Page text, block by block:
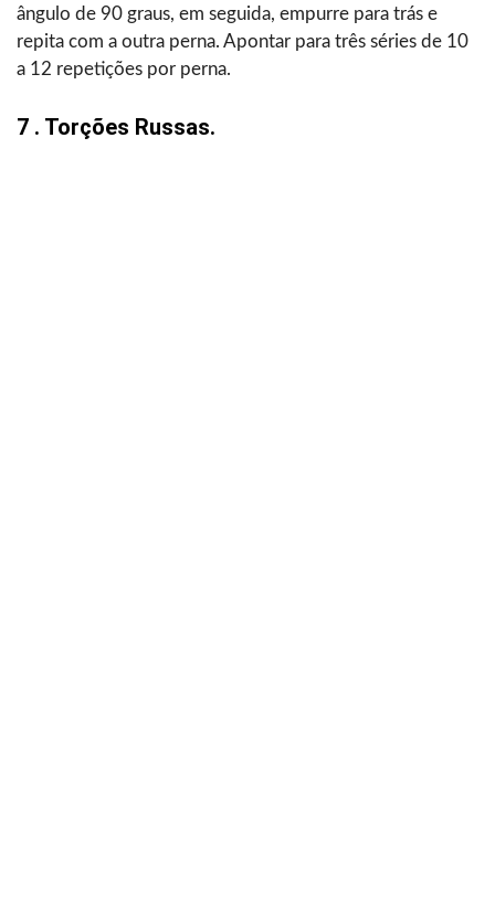
ângulo de 90 graus, em seguida, empurre para trás e
repita com a outra perna. Apontar para três séries de 10
a 12 repetições por perna.
7 . Torções Russas.